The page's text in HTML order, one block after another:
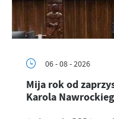
06 - 08 - 2026
Mija rok od
Karola